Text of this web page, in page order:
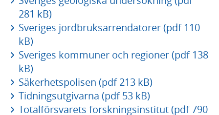
281 kB)
Sveriges jordbruksarrendatorer (pdf 110
kB)
Sveriges kommuner och regioner (pdf 138
kB)
Säkerhetspolisen (pdf 213 kB)
Tidningsutgivarna (pdf 53 kB)
Totalförsvarets forskningsinstitut (pdf 790